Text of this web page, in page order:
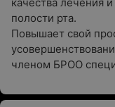
полости рта.
Повышает свой
членом БРОО